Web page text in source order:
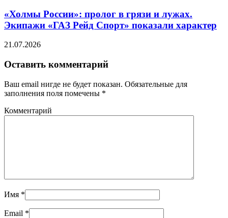
«Холмы России»: пролог в грязи и лужах.
Экипажи «ГАЗ Рейд Спорт» показали характер
21.07.2026
Оставить комментарий
Ваш email нигде не будет показан. Обязательные для
заполнения поля помечены *
Комментарий
Имя *
Email *